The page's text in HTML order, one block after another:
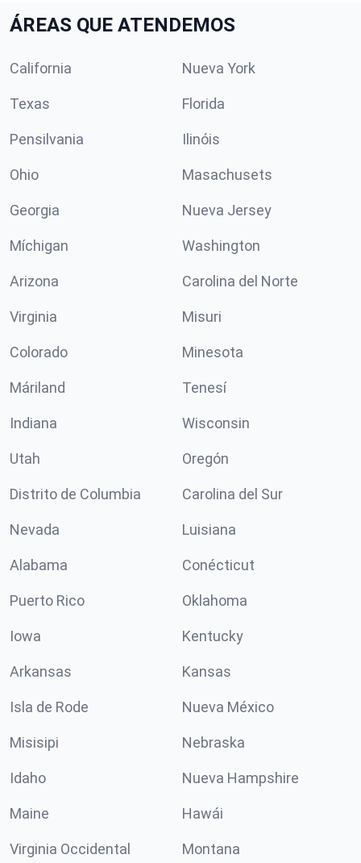
ÁREAS QUE ATENDEMOS
California Nueva York
Texas Florida
Pensilvania Ilinóis
Ohio Masachusets
Georgia Nueva Jersey
Míchigan Washington
Arizona Carolina del Norte
Virginia Misuri
Colorado Minesota
Máriland Tenesí
Indiana Wisconsin
Utah Oregón
Distrito de Columbia Carolina del Sur
Nevada Luisiana
Alabama Conécticut
Puerto Rico Oklahoma
Iowa Kentucky
Arkansas Kansas
Isla de Rode Nueva México
Misisipi Nebraska
Idaho Nueva Hampshire
Maine Hawái
Virginia Occidental Montana